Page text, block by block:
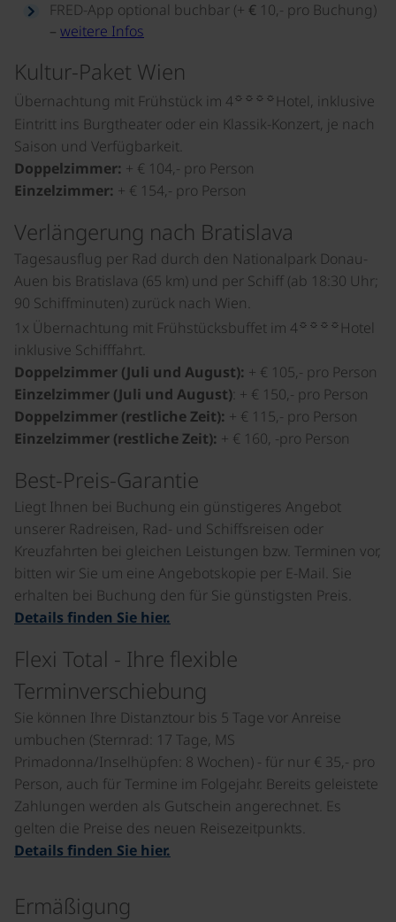
FRED-App optional buchbar (+ € 10,- pro Buchung)
– weitere Infos
Kultur-Paket Wien
Übernachtung mit Frühstück im 4☼☼☼☼ Hotel, inklusive
Eintritt ins Burgtheater oder ein Klassik-Konzert, je nach
Saison und Verfügbarkeit.
Doppelzimmer: + € 104,- pro Person
Einzelzimmer: + € 154,- pro Person
Verlängerung nach Bratislava
Tagesausflug per Rad durch den Nationalpark Donau-
Auen bis Bratislava (65 km) und per Schiff (ab 18:30 Uhr;
90 Schiffminuten) zurück nach Wien.
1x Übernachtung mit Frühstücksbuffet im 4☼☼☼☼ Hotel
inklusive Schifffahrt.
Doppelzimmer (Juli und August): + € 105,- pro Person
Einzelzimmer (Juli und August): + € 150,- pro Person
Doppelzimmer (restliche Zeit): + € 115,- pro Person
Einzelzimmer (restliche Zeit): + € 160, -pro Person
Best-Preis-Garantie
Liegt Ihnen bei Buchung ein günstigeres Angebot
unserer Radreisen, Rad- und Schiffsreisen oder
Kreuzfahrten bei gleichen Leistungen bzw. Terminen vor,
bitten wir Sie um eine Angebotskopie per E-Mail. Sie
erhalten bei Buchung den für Sie günstigsten Preis.
Details finden Sie hier.
Flexi Total - Ihre flexible
Terminverschiebung
Sie können Ihre Distanztour bis 5 Tage vor Anreise
umbuchen (Sternrad: 17 Tage, MS
Primadonna/Inselhüpfen: 8 Wochen) - für nur € 35,- pro
Person, auch für Termine im Folgejahr. Bereits geleistete
Zahlungen werden als Gutschein angerechnet. Es
gelten die Preise des neuen Reisezeitpunkts.
Details finden Sie hier.
Ermäßigung